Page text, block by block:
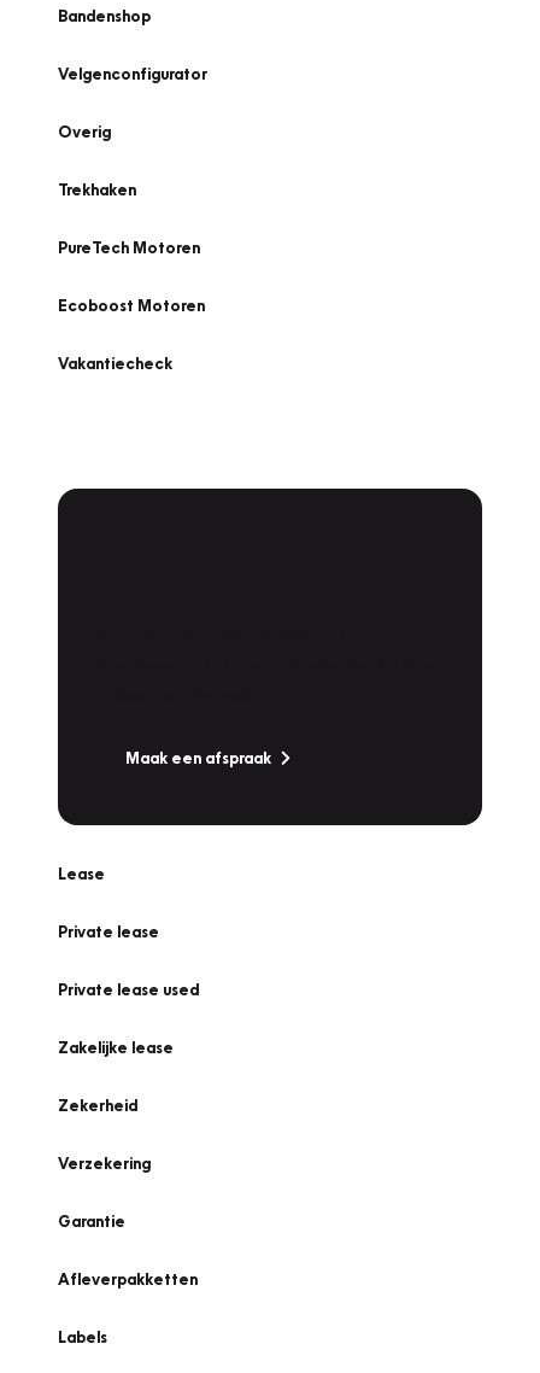
Bandenshop
Velgenconfigurator
Overig
Trekhaken
PureTech Motoren
Ecoboost Motoren
Vakantiecheck
Maak een afspraak
Lease
Private lease
Private lease used
Zakelijke lease
Zekerheid
Verzekering
Garantie
Afleverpakketten
Labels